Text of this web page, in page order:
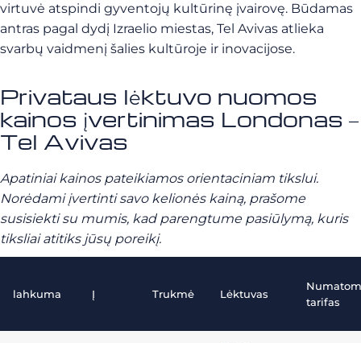
virtuvė atspindi gyventojų kultūrinę įvairovę. Būdamas
antras pagal dydį Izraelio miestas, Tel Avivas atlieka
svarbų vaidmenį šalies kultūroje ir inovacijose.
Privataus lėktuvo nuomos
kainos įvertinimas Londonas –
Tel Avivas
Apatiniai kainos pateikiamos orientaciniam tikslui.
Norėdami įvertinti savo kelionės kainą, prašome
susisiekti su mumis, kad parengtume pasiūlymą, kuris
tiksliai atitiks jūsų poreikį.
lahkuma Į Trukmė Lėktuvas
tarifas